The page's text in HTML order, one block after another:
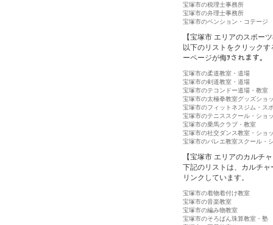
宝塚市の税理士事務所
宝塚市の弁理士事務所
宝塚市のペンション・コテージ
【宝塚市 エリアのスポー
以下のリストをクリック
ーページが侮ｦされます。
宝塚市の柔道教室・道場
宝塚市の剣道教室・道場
宝塚市のテコンドー道場・教室
宝塚市の太極拳教室グッズショ
宝塚市のフィットネスジム・ス
宝塚市のテニススクール・ショ
宝塚市の乗馬クラブ・教室
宝塚市の社交ダンス教室・ショ
宝塚市のバレエ教室スクール・
【宝塚市 エリアのカルチ
下記のリストは、カルチ
リンクしています。
宝塚市の着物着付け教室
宝塚市の音楽教室
宝塚市の編み物教室
宝塚市のそろばん珠算教室・塾